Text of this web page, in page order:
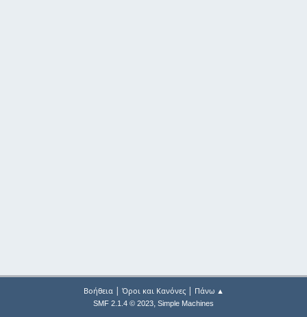
Βοήθεια| Όροι και Κανόνες| Πάνω ▲
SMF 2.1.4 © 2023, Simple Machines